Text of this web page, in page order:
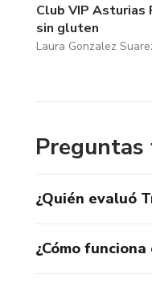
Club VIP Asturias
sin gluten
Laura Gonzalez
¿Quién evaluó
¿Cómo